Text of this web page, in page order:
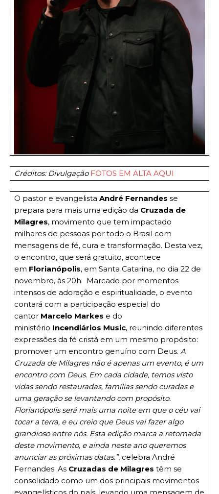
Créditos: Divulgação FOTOS EM ALTA AQUI
O pastor e evangelista André Fernandes se
prepara para mais uma edição da Cruzada de
Milagres, movimento que tem impactado
milhares de pessoas por todo o Brasil com
mensagens de fé, cura e transformação. Desta vez,
o encontro, que será gratuito, acontece
em Florianópolis, em Santa Catarina, no dia 22 de
novembro, às 20h. Marcado por momentos
intensos de adoração e espiritualidade, o evento
contará com a participação especial do
cantor Marcelo Markes e do
ministério Incendiários Music, reunindo diferentes
expressões da fé cristã em um mesmo propósito:
promover um encontro genuíno com Deus. A
Cruzada de Milagres não é apenas um evento, é um
encontro com Deus. Em cada cidade, temos visto
vidas sendo restauradas, famílias sendo curadas e
uma geração se levantando com propósito.
Florianópolis será mais uma noite em que o céu vai
tocar a terra, e eu creio que Deus vai fazer algo
grandioso entre nós. Esta edição marca a retomada
deste movimento, e ainda neste ano queremos
anunciar as próximas datas.”, celebra André
Fernandes. As Cruzadas de Milagres têm se
consolidado como um dos principais movimentos
evangelísticos do país, levando uma mensagem de